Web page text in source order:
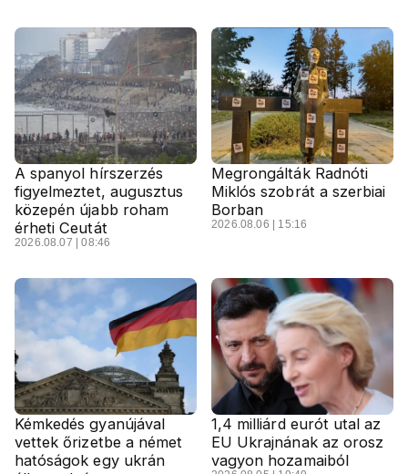
A spanyol hírszerzés
figyelmeztet, augusztus
közepén újabb roham
érheti Ceutát
2026.08.07 | 08:46
Megrongálták Radnóti
Miklós szobrát a szerbiai
Borban
2026.08.06 | 15:16
Kémkedés gyanújával
vettek őrizetbe a német
hatóságok egy ukrán
1,4 milliárd eurót utal az
EU Ukrajnának az orosz
vagyon hozamaiból